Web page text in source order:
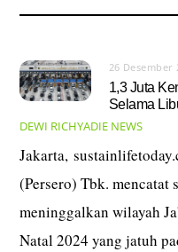
26 Desember
1,3 Juta
Selama
DEWI RICHYADIE NEWS
Jakarta,
(Persero) Tbk. mencatat
meninggalkan wilayah
Natal 2024 yang jatuh